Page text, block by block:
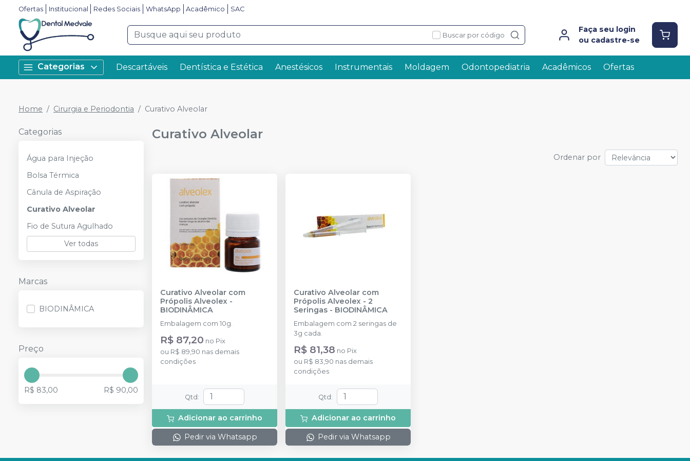
Ofertas Institucional Redes Sociais WhatsApp Acadêmico SAC
Buscar por código
Faça seu login
ou cadastre-se
Categorias Descartáveis Dentística e Estética Anestésicos Instrumentais Moldagem Odontopediatria Acadêmicos Ofertas
Home Cirurgia e Periodontia Curativo Alveolar
Categorias
Água para Injeção
Bolsa Térmica
Cânula de Aspiração
Curativo Alveolar
Fio de Sutura Agulhado
Ver todas
Marcas
BIODINÂMICA
Preço
R$ 83,00 R$ 90,00
Curativo Alveolar
Ordenar por
Curativo Alveolar com
Própolis Alveolex -
BIODINÂMICA
Embalagem com 10g.
R$ 87,20 no Pix
ou R$ 89,90 nas demais
condições
Qtd:
Adicionar ao carrinho
Pedir via Whatsapp
Curativo Alveolar com
Própolis Alveolex - 2
Seringas - BIODINÂMICA
Embalagem com 2 seringas de
3g cada.
R$ 81,38 no Pix
ou R$ 83,90 nas demais
condições
Qtd:
Adicionar ao carrinho
Pedir via Whatsapp